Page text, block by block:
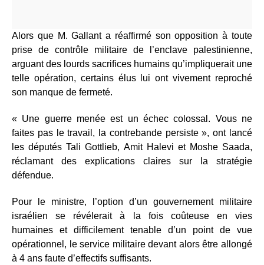
Alors que M. Gallant a réaffirmé son opposition à toute
prise de contrôle militaire de l’enclave palestinienne,
arguant des lourds sacrifices humains qu’impliquerait une
telle opération, certains élus lui ont vivement reproché
son manque de fermeté.
« Une guerre menée est un échec colossal. Vous ne
faites pas le travail, la contrebande persiste », ont lancé
les députés Tali Gottlieb, Amit Halevi et Moshe Saada,
réclamant des explications claires sur la stratégie
défendue.
Pour le ministre, l’option d’un gouvernement militaire
israélien se révélerait à la fois coûteuse en vies
humaines et difficilement tenable d’un point de vue
opérationnel, le service militaire devant alors être allongé
à 4 ans faute d’effectifs suffisants.